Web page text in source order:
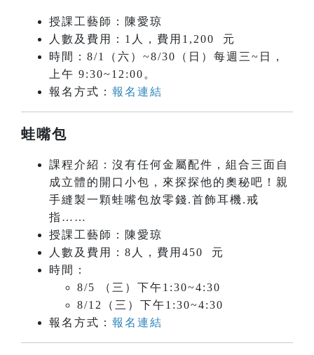
授課工藝師：陳愛琼
人數及費用：1人，費用1,200 元
時間：8/1（六）~8/30（日）每週三~日，
上午 9:30~12:00。
報名方式： 報名連結
蛙嘴包
課程介紹：沒有任何金屬配件，組合三面自
成立體的開口小包，來探探他的奧秘吧！親
手縫製一顆蛙嘴包放零錢.首飾耳機.戒
指……
授課工藝師：陳愛琼
人數及費用：8人，費用450 元
時間：
8/5 （三）下午1:30~4:30
8/12（三）下午1:30~4:30
報名方式： 報名連結